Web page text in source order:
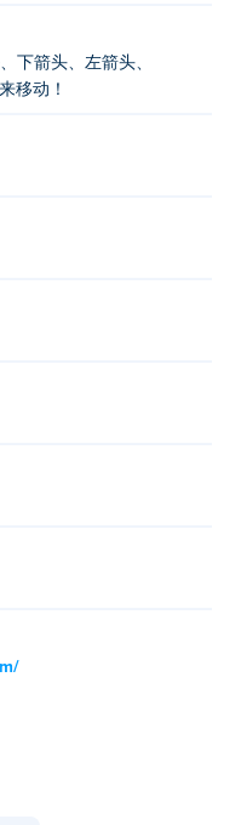
来移动！
Poki (宝玩)：
？
Vortelli's Cafe
等移动设备上玩
下箭头、左箭头、
移动！